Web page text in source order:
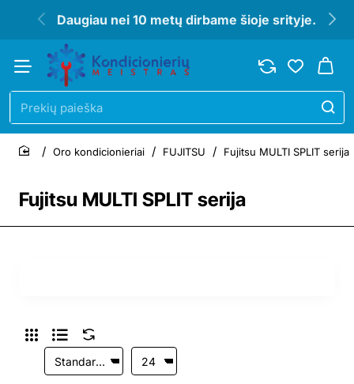
Daugiau nei 10 metų dirbame šioje srityje.
Prekių
paieška
Fujitsu MULTI SPLIT serija
home
Oro kondicionieriai FUJITSU Fujitsu MULTI SPLIT serija